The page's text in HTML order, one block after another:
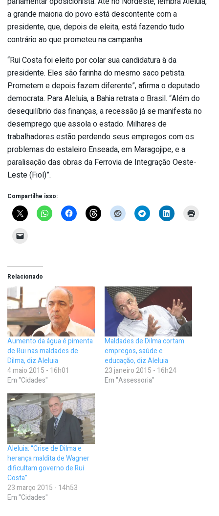
a grande maioria do povo está descontente com a
presidente, que, depois de eleita, está fazendo tudo
contrário ao que prometeu na campanha.
“Rui Costa foi eleito por colar sua candidatura à da
presidente. Eles são farinha do mesmo saco petista.
Prometem e depois fazem diferente”, afirma o deputado
democrata. Para Aleluia, a Bahia retrata o Brasil. “Além do
desequilíbrio das finanças, a recessão já se manifesta no
desemprego que assola o estado. Milhares de
trabalhadores estão perdendo seus empregos com os
problemas do estaleiro Enseada, em Maragojipe, e a
paralisação das obras da Ferrovia de Integração Oeste-
Leste (Fiol)”.
Compartilhe isso:
Relacionado
Aumento da água é pimenta
de Rui nas maldades de
Dilma, diz Aleluia
4 maio 2015 - 16h01
Em "Cidades"
Maldades de Dilma cortam
empregos, saúde e
educação, diz Aleluia
23 janeiro 2015 - 16h24
Em "Assessoria"
Aleluia: “Crise de Dilma e
herança maldita de Wagner
dificultam governo de Rui
Costa”
23 março 2015 - 14h53
Em "Cidades"